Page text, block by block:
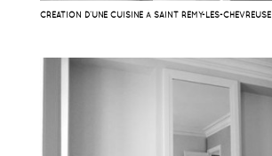
CRÉATION D’UNE CUISINE À SAINT RÉMY-LES-CHEVREUSE